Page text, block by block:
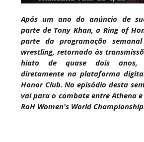
Estreia no Main Roster à
marca "Vice City" para Lola Vice
SCSA867-Aug 07 2026
Recomeço na AEW: Daniel
Jon Moxley salvou a
junto dos fãs
SCSA867 -Aug 07 2026
Após um ano do anúncio de
parte de Tony Khan, a Ring of
parte da programação
wrestling, retornado às
hiato de quase dois anos,
diretamente na plataforma
Honor Club. No episódio desta
vai para o combate entre Athena
RoH Women's World